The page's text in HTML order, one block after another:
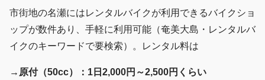
市街地の名瀬にはレンタルバイクが利用できるバイクショ
ップが数件あり、手軽に利用可能（奄美大島・レンタルバ
イクのキーワードで要検索）。レンタル料は
→原付（50cc）：1日2,000円～2,500円くらい